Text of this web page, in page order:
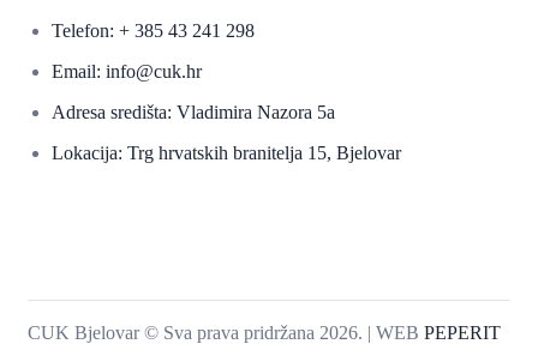
Telefon: + 385 43 241 298
Email: info@cuk.hr
Adresa središta: Vladimira Nazora 5a
Lokacija: Trg hrvatskih branitelja 15, Bjelovar
CUK Bjelovar © Sva prava pridržana 2026. | WEB PEPERIT